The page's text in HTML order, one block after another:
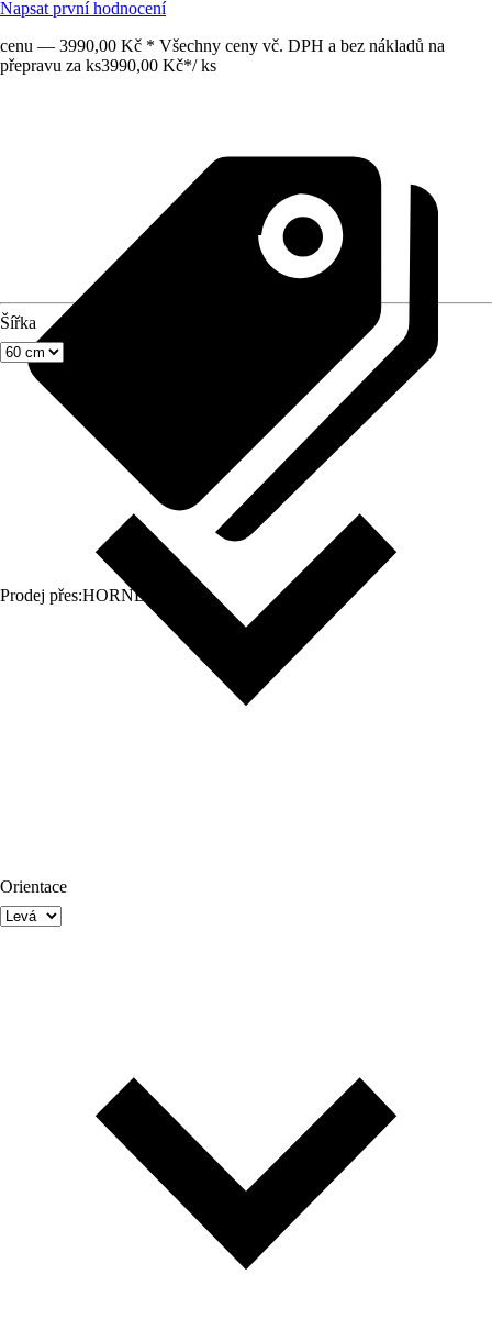
Napsat první hodnocení
cenu — 3990,00 Kč * Všechny ceny vč. DPH a bez nákladů na
přepravu za ks3990,00 Kč*/ ks
Prodej přes:HORNBACH
Šířka
Orientace